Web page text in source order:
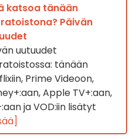
katsoa tänään
Päivän
uutuudet
tänään
Prime Videoon,
Apple TV+:aan,
ja VOD:iin lisätyt